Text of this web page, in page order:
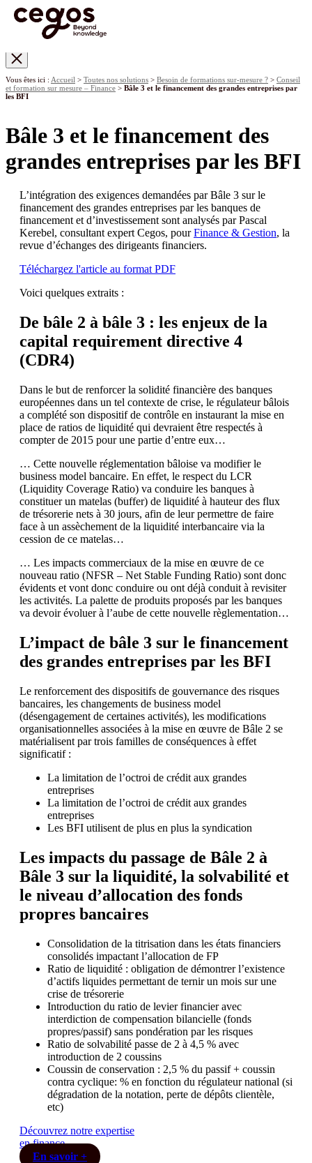
Vous êtes ici : Accueil > Toutes nos solutions > Besoin de formations sur-mesure ? > Conseil
et formation sur mesure – Finance > Bâle 3 et le financement des grandes entreprises par
les BFI
Bâle 3 et le financement des
grandes entreprises par les BFI
L’intégration des exigences demandées par Bâle 3 sur le
financement des grandes entreprises par les banques de
financement et d’investissement sont analysés par Pascal
Kerebel, consultant expert Cegos, pourFinance & Gestion, la
revue d’échanges des dirigeants financiers.
Téléchargez l'article au format PDF
Voici quelques extraits :
De bâle 2 à bâle 3 : les enjeux de la
capital requirement directive 4
(CDR4)
Dans le but de renforcer la solidité financière des banques
européennes dans un tel contexte de crise, le régulateur bâlois
a complété son dispositif de contrôle en instaurant la mise en
place de ratios de liquidité qui devraient être respectés à
compter de 2015 pour une partie d’entre eux…
… Cette nouvelle réglementation bâloise va modifier le
business model bancaire. En effet, le respect du LCR
(Liquidity Coverage Ratio) va conduire les banques à
constituer un matelas (buffer) de liquidité à hauteur des flux
de trésorerie nets à 30 jours, afin de leur permettre de faire
face à un assèchement de la liquidité interbancaire via la
cession de ce matelas…
… Les impacts commerciaux de la mise en œuvre de ce
nouveau ratio (NFSR – Net Stable Funding Ratio) sont donc
évidents et vont donc conduire ou ont déjà conduit à revisiter
les activités. La palette de produits proposés par les banques
va devoir évoluer à l’aube de cette nouvelle règlementation…
L’impact de bâle 3 sur le financement
des grandes entreprises par les BFI
Le renforcement des dispositifs de gouvernance des risques
bancaires, les changements de business model
(désengagement de certaines activités), les modifications
organisationnelles associées à la mise en œuvre de Bâle 2 se
matérialisent par trois familles de conséquences à effet
significatif :
La limitation de l’octroi de crédit aux grandes
entreprises
La limitation de l’octroi de crédit aux grandes
entreprises
Les BFI utilisent de plus en plus la syndication
Les impacts du passage de Bâle 2 à
Bâle 3 sur la liquidité, la solvabilité et
le niveau d’allocation des fonds
propres bancaires
Consolidation de la titrisation dans les états financiers
consolidés impactant l’allocation de FP
Ratio de liquidité : obligation de démontrer l’existence
d’actifs liquides permettant de ternir un mois sur une
crise de trésorerie
Introduction du ratio de levier financier avec
interdiction de compensation bilancielle (fonds
propres/passif) sans pondération par les risques
Ratio de solvabilité passe de 2 à 4,5 % avec
introduction de 2 coussins
Coussin de conservation : 2,5 % du passif + coussin
contra cyclique: % en fonction du régulateur national (si
dégradation de la notation, perte de dépôts clientèle,
etc)
Découvrez notre expertise
en finance
En savoir +